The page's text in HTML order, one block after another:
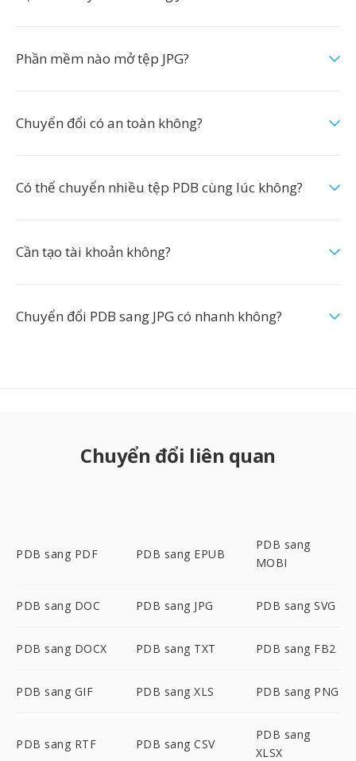
Phần mềm nào mở tệp JPG?
Chuyển đổi có an toàn không?
Có thể chuyển nhiều tệp PDB cùng lúc không?
Cần tạo tài khoản không?
Chuyển đổi PDB sang JPG có nhanh không?
Chuyển đổi liên quan
PDB sang PDF PDB sang EPUB
PDB sang
MOBI
PDB sang DOC PDB sang JPG PDB sang SVG
PDB sang DOCX PDB sang TXT PDB sang FB2
PDB sang GIF PDB sang XLS PDB sang PNG
PDB sang RTF PDB sang CSV
PDB sang
XLSX